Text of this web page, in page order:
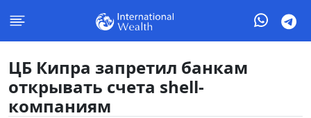
ЦБ Кипра запретил банкам
открывать счета shell-
компаниям